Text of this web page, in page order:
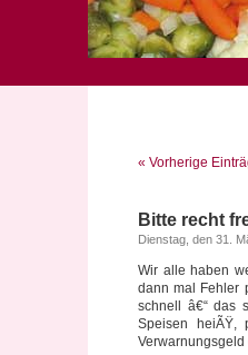
« Vorherige
Bitte recht
Dienstag, den 31.
Wir alle haben
dann mal Fehler
schnell â€“ das
Speisen heiÃŸ,
Verwarnungsgeld